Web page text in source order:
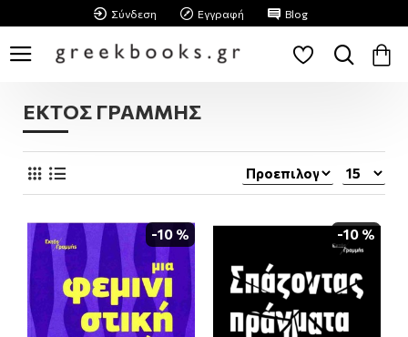
Σύνδεση Εγγραφή Blog
ΕΚΤΟΣ ΓΡΑΜΜΗΣ
-10 % -10 %